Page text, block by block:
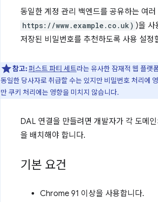
동일한 계정 관리 백엔드를 공유하는 여
https://www.example.co.uk) )을 사
저장된 비밀번호를 추천하도록 사용 설정
참고:퍼스트 파티 세트라는 유사한 잠재적 웹 플랫
동일한 당사자로 취급할 수는 있지만 비밀번호 처리에
만 쿠키 처리에는 영향을 미치지 않습니다.
DAL 연결을 만들려면 개발자가 각 도메인
을 배치해야 합니다.
기본 요건
Chrome 91 이상을 사용합니다.